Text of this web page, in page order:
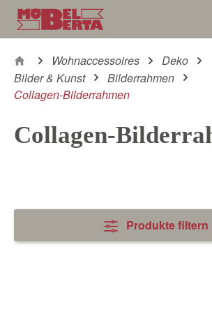
Zum Hauptinhalt springen
Wohnaccessoires
Deko
Bilder & Kunst
Bilderrahmen
Collagen-Bilderrahmen
Collagen-
Produkte filtern